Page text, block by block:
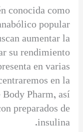
conocida como
popular
aumentar la
su rendimiento
en varias
en la
Pharm, así
preparados de
insulina.